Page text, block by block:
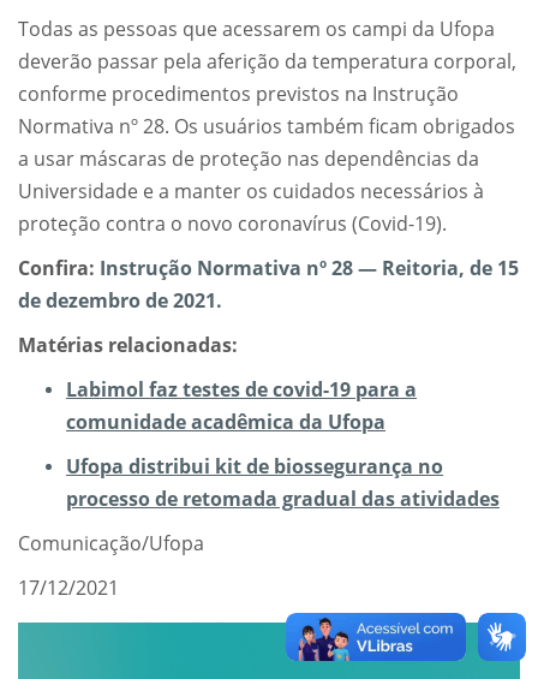
Todas as pessoas que acessarem os campi da Ufopa
deverão passar pela aferição da temperatura corporal,
conforme procedimentos previstos na Instrução
Normativa nº 28. Os usuários também ficam obrigados
a usar máscaras de proteção nas dependências da
Universidade e a manter os cuidados necessários à
proteção contra o novo coronavírus (Covid-19).
Confira: Instrução Normativa nº 28 — Reitoria, de 15
de dezembro de 2021.
Matérias relacionadas:
Labimol faz testes de covid-19 para a
comunidade acadêmica da Ufopa
Ufopa distribui kit de biossegurança no
processo de retomada gradual das atividades
Comunicação/Ufopa
17/12/2021